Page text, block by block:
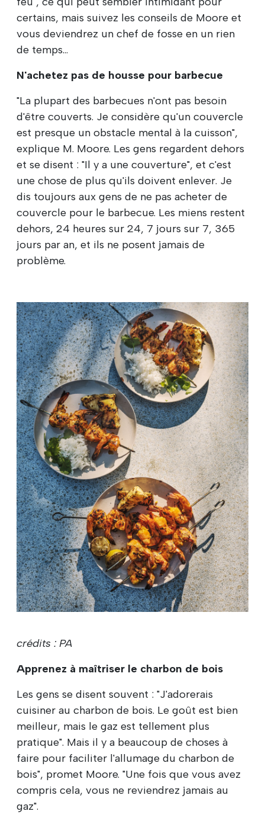
certains, mais suivez les conseils de Moore et
vous deviendrez un chef de fosse en un rien
de temps...
N'achetez pas de housse pour barbecue
"La plupart des barbecues n'ont pas besoin
d'être couverts. Je considère qu'un couvercle
est presque un obstacle mental à la cuisson",
explique M. Moore. Les gens regardent dehors
et se disent : "Il y a une couverture", et c'est
une chose de plus qu'ils doivent enlever. Je
dis toujours aux gens de ne pas acheter de
couvercle pour le barbecue. Les miens restent
dehors, 24 heures sur 24, 7 jours sur 7, 365
jours par an, et ils ne posent jamais de
problème.
crédits : PA
Apprenez à maîtriser le charbon de bois
Les gens se disent souvent : "J'adorerais
cuisiner au charbon de bois. Le goût est bien
meilleur, mais le gaz est tellement plus
pratique". Mais il y a beaucoup de choses à
faire pour faciliter l'allumage du charbon de
bois", promet Moore. "Une fois que vous avez
compris cela, vous ne reviendrez jamais au
gaz".